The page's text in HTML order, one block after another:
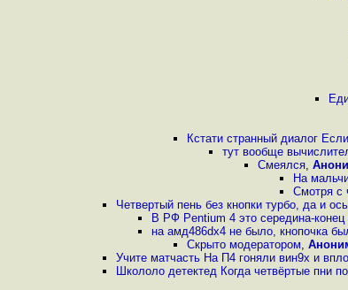
Кстати странный диалог
тут вообще
Смеялся,
На
Смотря с
Четвертый пень без кнопки турбо, да и
В РФ Pentium 4 это середина-
на амд486dx4 не было, кнопочка
Скрыто модератором,
Учите матчасть На П4 гоняли вин9x и
Школоло детектед Когда четвёртые пни